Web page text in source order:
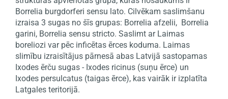
Borrelia burgdorferi sensu lato. Cilvēkam saslimšanu
izraisa 3 sugas no šīs grupas: Borrelia afzelii, Borrelia
garini, Borrelia sensu stricto. Saslimt ar Laimas
boreliozi var pēc inficētas ērces koduma. Laimas
slimību izraisītājus pārnesā abas Latvijā sastopamas
Ixodes ērču sugas - Ixodes ricinus (suņu ērce) un
Ixodes persulcatus (taigas ērce), kas vairāk ir izplatīta
Latgales teritorijā.